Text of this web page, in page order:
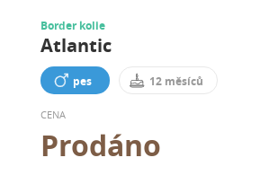
Border kolie
Atlantic
pes 12 měsíců
CENA
Prodáno